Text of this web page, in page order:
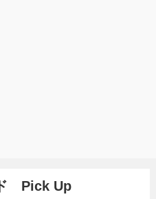
Pick Up